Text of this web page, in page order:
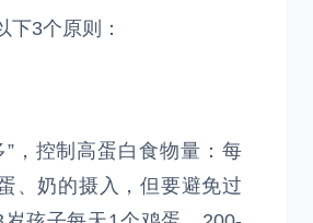
下3个原则：
”，控制高蛋白食物量：每
、奶的摄入，但要避免过